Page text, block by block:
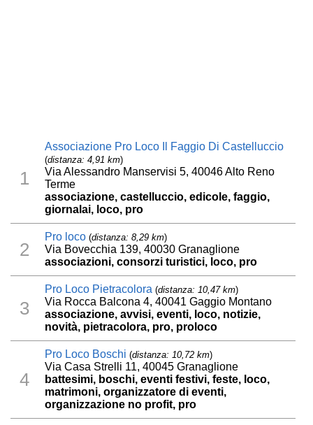
1
Associazione Pro Loco Il Faggio Di Castelluccio
(distanza: 4,91 km)
Via Alessandro Manservisi 5, 40046 Alto Reno
Terme
associazione, castelluccio, edicole, faggio,
giornalai, loco, pro
2
Pro loco (distanza: 8,29 km)
Via Bovecchia 139, 40030 Granaglione
associazioni, consorzi turistici, loco, pro
3
Pro Loco Pietracolora (distanza: 10,47 km)
Via Rocca Balcona 4, 40041 Gaggio Montano
associazione, avvisi, eventi, loco, notizie,
novità, pietracolora, pro, proloco
4
Pro Loco Boschi (distanza: 10,72 km)
Via Casa Strelli 11, 40045 Granaglione
battesimi, boschi, eventi festivi, feste, loco,
matrimoni, organizzatore di eventi,
organizzazione no profit, pro